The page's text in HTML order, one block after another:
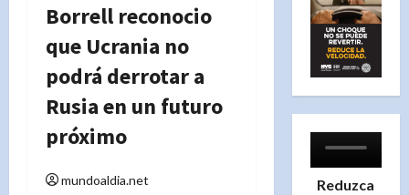
Borrell reconocio
que Ucrania no
podrá derrotar a
Rusia en un futuro
próximo
mundoaldia.net
Reduzca